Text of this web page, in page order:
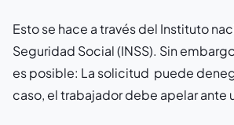
Esto se hace a través del Instituto
Seguridad Social (INSS). Sin
es posible: La solicitud puede
caso, el trabajador debe apelar ante